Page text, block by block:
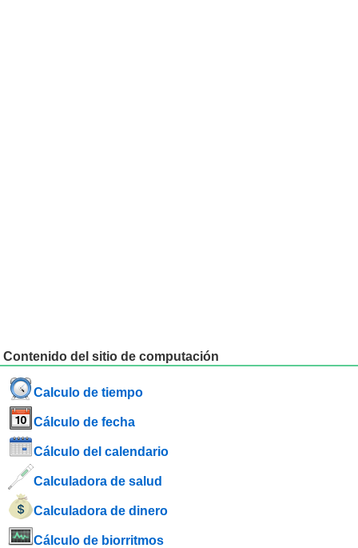
Contenido del sitio de computación
Calculo de tiempo
Cálculo de fecha
Cálculo del calendario
Calculadora de salud
Calculadora de dinero
Cálculo de biorritmos